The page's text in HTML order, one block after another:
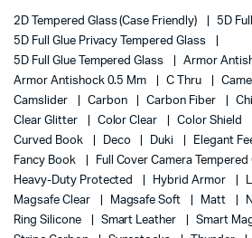
2D Tempered Glass (case Friendly)
5D
5D Full Glue Privacy Tempered Glass
5D Full Glue Tempered Glass
Armor
Armor Antishock 0.5 Mm
C Thru
Camslider
Carbon Carbon Fiber
Clear Glitter
Color Clear Color Shield
Curved Book
Deco Duki Elegant
Fancy Book
Full Cover Camera Tempered
Heavy-Duty Protected
Hybrid Armor
Magsafe Clear
Magsafe Soft Matt
Ring Silicone
Smart Leather Smart